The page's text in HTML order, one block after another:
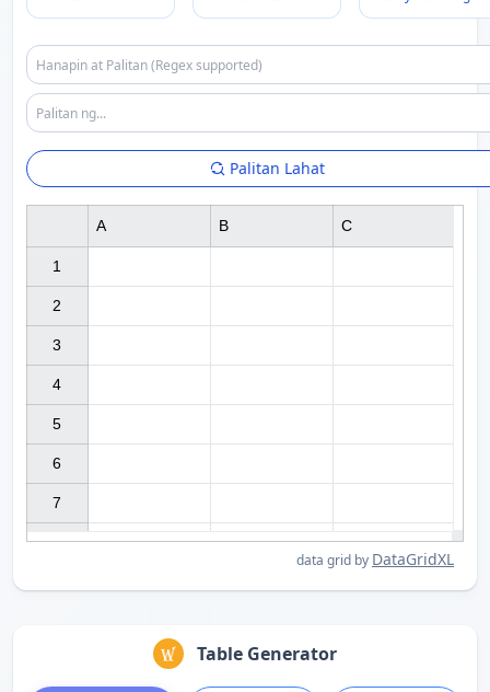
Palitan Lahat
1
2
3
4
5
6
7
A B C
data grid by DataGridXL
Table Generator